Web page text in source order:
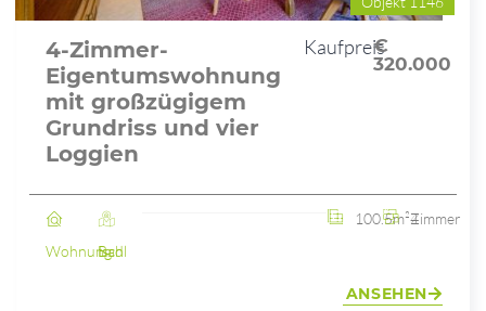
4-Zimmer-
Eigentumswohnung
mit großzügigem
Grundriss und vier
Loggien
Kaufpreis
€
320.000
WohnungBad Ischl
100.5m²4 Zimmer
ANSEHEN